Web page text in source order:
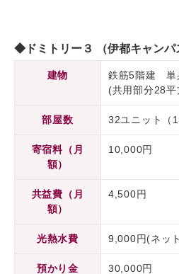
◆ドミトリー３ （伊都キャンパ
建物
鉄筋5階建 単
(共用部分28平
部屋数 32ユニット（1
寄宿料（月
額）
10,000円
共益費（月
額）
4,500円
光熱水費 9,000円(ネッ
預かり金
30,000円